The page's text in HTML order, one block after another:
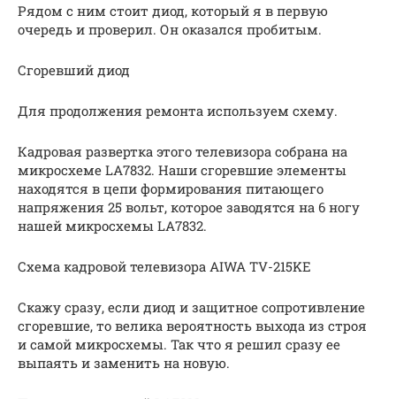
Рядом с ним стоит диод, который я в первую
очередь и проверил. Он оказался пробитым.
Сгоревший диод
Для продолжения ремонта используем схему.
Кадровая развертка этого телевизора собрана на
микросхеме LA7832. Наши сгоревшие элементы
находятся в цепи формирования питающего
напряжения 25 вольт, которое заводятся на 6 ногу
нашей микросхемы LA7832.
Схема кадровой телевизора AIWA TV-215KE
Скажу сразу, если диод и защитное сопротивление
сгоревшие, то велика вероятность выхода из строя
и самой микросхемы. Так что я решил сразу ее
выпаять и заменить на новую.